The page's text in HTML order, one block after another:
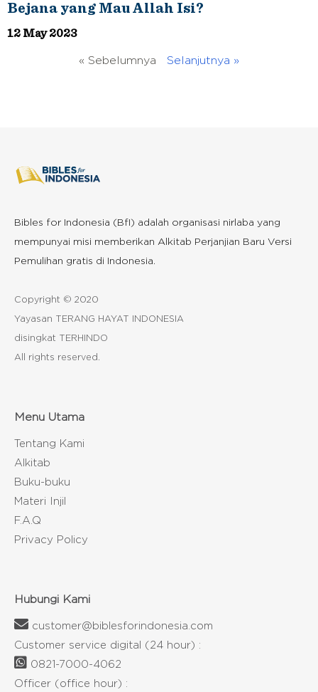
Bejana yang Mau Allah Isi?
12 May 2023
« Sebelumnya Selanjutnya »
Bibles for Indonesia (BfI) adalah organisasi nirlaba yang
mempunyai misi memberikan Alkitab Perjanjian Baru Versi
Pemulihan gratis di Indonesia.
Copyright © 2020
Yayasan TERANG HAYAT INDONESIA
disingkat TERHINDO
All rights reserved.
Menu Utama
Tentang Kami
Alkitab
Buku-buku
Materi Injil
F.A.Q
Privacy Policy
Hubungi Kami
customer@biblesforindonesia.com
Customer service digital (24 hour) :
0821-7000-4062
Officer (office hour) :